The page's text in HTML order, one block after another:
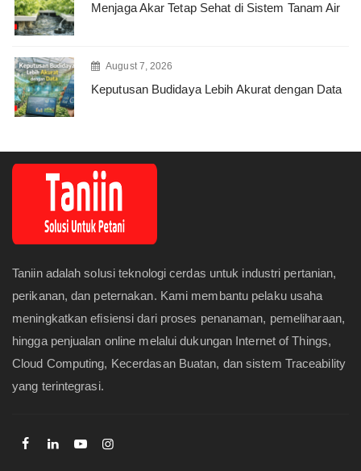
Menjaga Akar Tetap Sehat di Sistem Tanam Air
August 7, 2026
Keputusan Budidaya Lebih Akurat dengan Data
Taniin adalah solusi teknologi cerdas untuk industri pertanian,
perikanan, dan peternakan. Kami membantu pelaku usaha
meningkatkan efisiensi dari proses penanaman, pemeliharaan,
hingga penjualan online melalui dukungan Internet of Things,
Cloud Computing, Kecerdasan Buatan, dan sistem Traceability
yang terintegrasi.